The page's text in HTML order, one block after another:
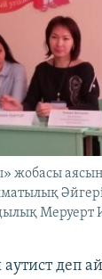
жобасы
Меруерт
деп